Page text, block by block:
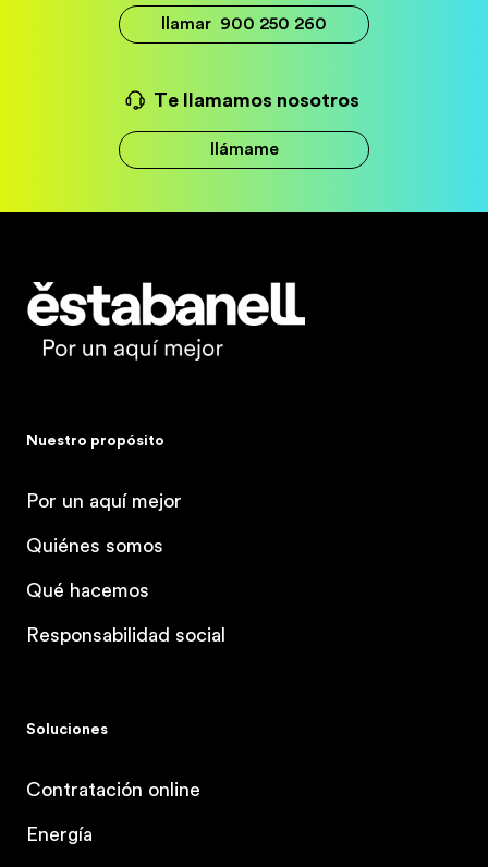
llamar 900 250 260
Te llamamos nosotros
llámame
Estabanell
Nuestro propósito
Por un aquí mejor
Quiénes somos
Qué hacemos
Responsabilidad social
Soluciones
Contratación online
Energía